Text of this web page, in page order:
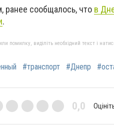
ранее сообщалось, что в
.
помилку, виділіть необхідний текст і
#транспорт #Днепр
0,0